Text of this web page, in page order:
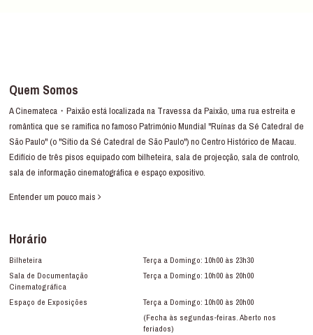
Quem Somos
A Cinemateca・Paixão está localizada na Travessa da Paixão, uma rua estreita e
romântica que se ramifica no famoso Património Mundial "Ruínas da Sé Catedral de
São Paulo" (o "Sítio da Sé Catedral de São Paulo") no Centro Histórico de Macau.
Edifício de três pisos equipado com bilheteira, sala de projecção, sala de controlo,
sala de informação cinematográfica e espaço expositivo.
Entender um pouco mais
Horário
Bilheteira
Terça a Domingo: 10h00 às 23h30
Sala de Documentação
Cinematográfica
Terça a Domingo: 10h00 às 20h00
Espaço de Exposições
Terça a Domingo: 10h00 às 20h00
(Fecha às segundas-feiras. Aberto nos
feriados)